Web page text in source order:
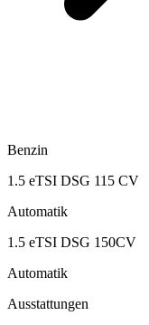
Benzin
1.5 eTSI DSG 115 CV
Automatik
1.5 eTSI DSG 150CV
Automatik
Ausstattungen